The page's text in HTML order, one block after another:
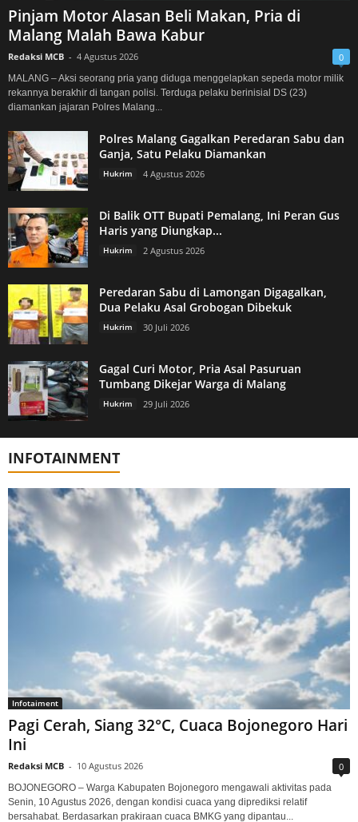
Pinjam Motor Alasan Beli Makan, Pria di
Malang Malah Bawa Kabur
Redaksi MCB - 4 Agustus 2026 0
MALANG – Aksi seorang pria yang diduga menggelapkan sepeda motor milik
rekannya berakhir di tangan polisi. Terduga pelaku berinisial DS (23)
diamankan jajaran Polres Malang...
Polres Malang Gagalkan Peredaran Sabu dan
Ganja, Satu Pelaku Diamankan
Hukrim 4 Agustus 2026
Di Balik OTT Bupati Pemalang, Ini Peran Gus
Haris yang Diungkap...
Hukrim 2 Agustus 2026
Peredaran Sabu di Lamongan Digagalkan,
Dua Pelaku Asal Grobogan Dibekuk
Hukrim 30 Juli 2026
Gagal Curi Motor, Pria Asal Pasuruan
Tumbang Dikejar Warga di Malang
Hukrim 29 Juli 2026
INFOTAINMENT
Infotaiment
Pagi Cerah, Siang 32°C, Cuaca Bojonegoro Hari
Ini
Redaksi MCB - 10 Agustus 2026 0
BOJONEGORO – Warga Kabupaten Bojonegoro mengawali aktivitas pada
Senin, 10 Agustus 2026, dengan kondisi cuaca yang diprediksi relatif
bersahabat. Berdasarkan prakiraan cuaca BMKG yang dipantau...